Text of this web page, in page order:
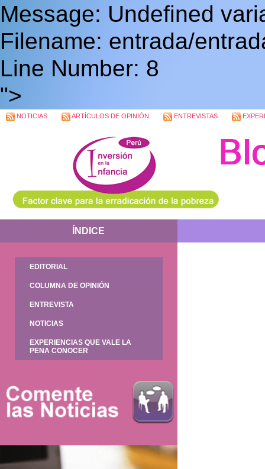
Message: Undefined
Filename: entrada/
Line Number: 8
">
NOTICIAS ARTÍCULOS DE OPINIÓN ENTREVISTAS
ÍNDICE
EDITORIAL
COLUMNA DE OPINIÓN
ENTREVISTA
NOTICIAS
EXPERIENCIAS QUE VALE LA
PENA CONOCER